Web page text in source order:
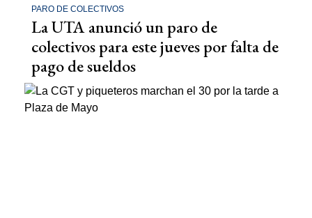
PARO DE COLECTIVOS
La UTA anunció un paro de
colectivos para este jueves por falta de
pago de sueldos